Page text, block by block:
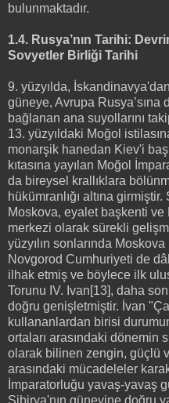
bulunmaktadır.
1.4. Rusya’nın Tarihi:
Sovyetler Birliği Tarihi
9. yüzyılda,
güneye, Avrupa Rusya’sına
bağlanan ana suyollarını
13. yüzyıldaki Moğol
monarşik hanedan Kiev'i
kıtasına yayılan Moğol
da bireysel krallıklara
hükümranlığı altına
Moskova, eyalet başkenti
merkezi olarak sürekli
yüzyılın sonlarında
Novgorod Cumhuriyeti de
ilhak etmiş ve böylece ilk
Torunu IV. Ivan[13], daha
doğru genişletmiştir. İvan
kullananlardan birisi
ortaları arasındaki dönemin
olarak bilinen zengin, güçlü
arasındaki mücadeleler
İmparatorluğu yavaş-yavaş
Sibirya'nın güneyine doğru